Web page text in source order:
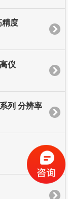
精度
仪
列 分辨率